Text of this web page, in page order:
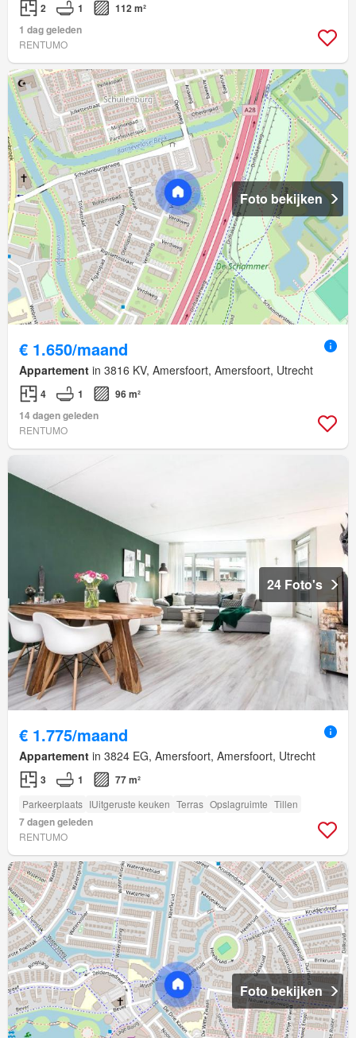
2 1
112 m²
1 dag geleden
RENTUMO
Foto bekijken
€ 1.650/maand
Appartement in 3816 KV, Amersfoort, Amersfoort, Utrecht
4 1
96 m²
14 dagen geleden
RENTUMO
24 Foto's
€ 1.775/maand
Appartement in 3824 EG, Amersfoort, Amersfoort, Utrecht
3 1 77 m²
Parkeerplaats IUitgeruste keuken Terras Opslagruimte Tillen
7 dagen geleden
RENTUMO
Foto bekijken